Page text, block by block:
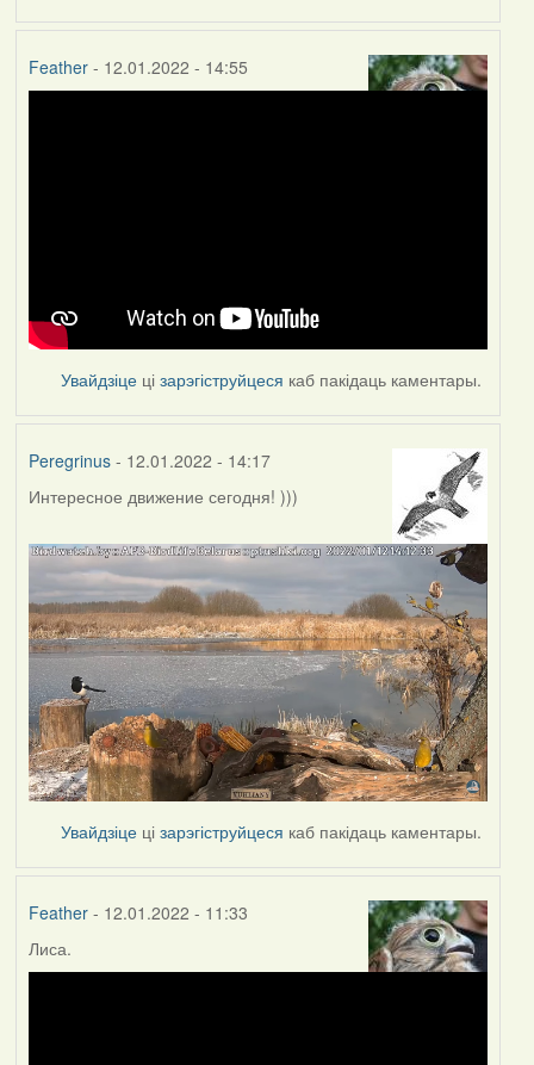
Feather- 12.01.2022 - 14:55
Увайдзіце цізарэгіструйцеся каб пакідаць каментары.
Peregrinus- 12.01.2022 - 14:17
Интересное движение сегодня! )))
Увайдзіце цізарэгіструйцеся каб пакідаць каментары.
Feather- 12.01.2022 - 11:33
Лиса.